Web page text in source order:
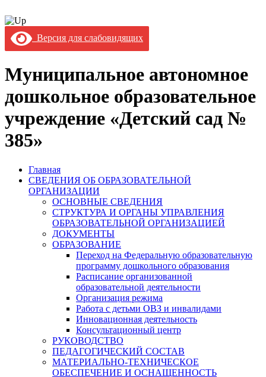
Версия для слабовидящих
Муниципальное автономное
дошкольное образовательное
учреждение «Детский сад №
385»
Главная
СВЕДЕНИЯ ОБ ОБРАЗОВАТЕЛЬНОЙ
ОРГАНИЗАЦИИ
ОСНОВНЫЕ СВЕДЕНИЯ
СТРУКТУРА И ОРГАНЫ УПРАВЛЕНИЯ
ОБРАЗОВАТЕЛЬНОЙ ОРГАНИЗАЦИЕЙ
ДОКУМЕНТЫ
ОБРАЗОВАНИЕ
Переход на Федеральную образовательную
программу дошкольного образования
Расписание организованной
образовательной деятельности
Организация режима
Работа с детьми ОВЗ и инвалидами
Инновационная деятельность
Консультационный центр
РУКОВОДСТВО
ПЕДАГОГИЧЕСКИЙ СОСТАВ
МАТЕРИАЛЬНО-ТЕХНИЧЕСКОЕ
ОБЕСПЕЧЕНИЕ И ОСНАЩЕННОСТЬ